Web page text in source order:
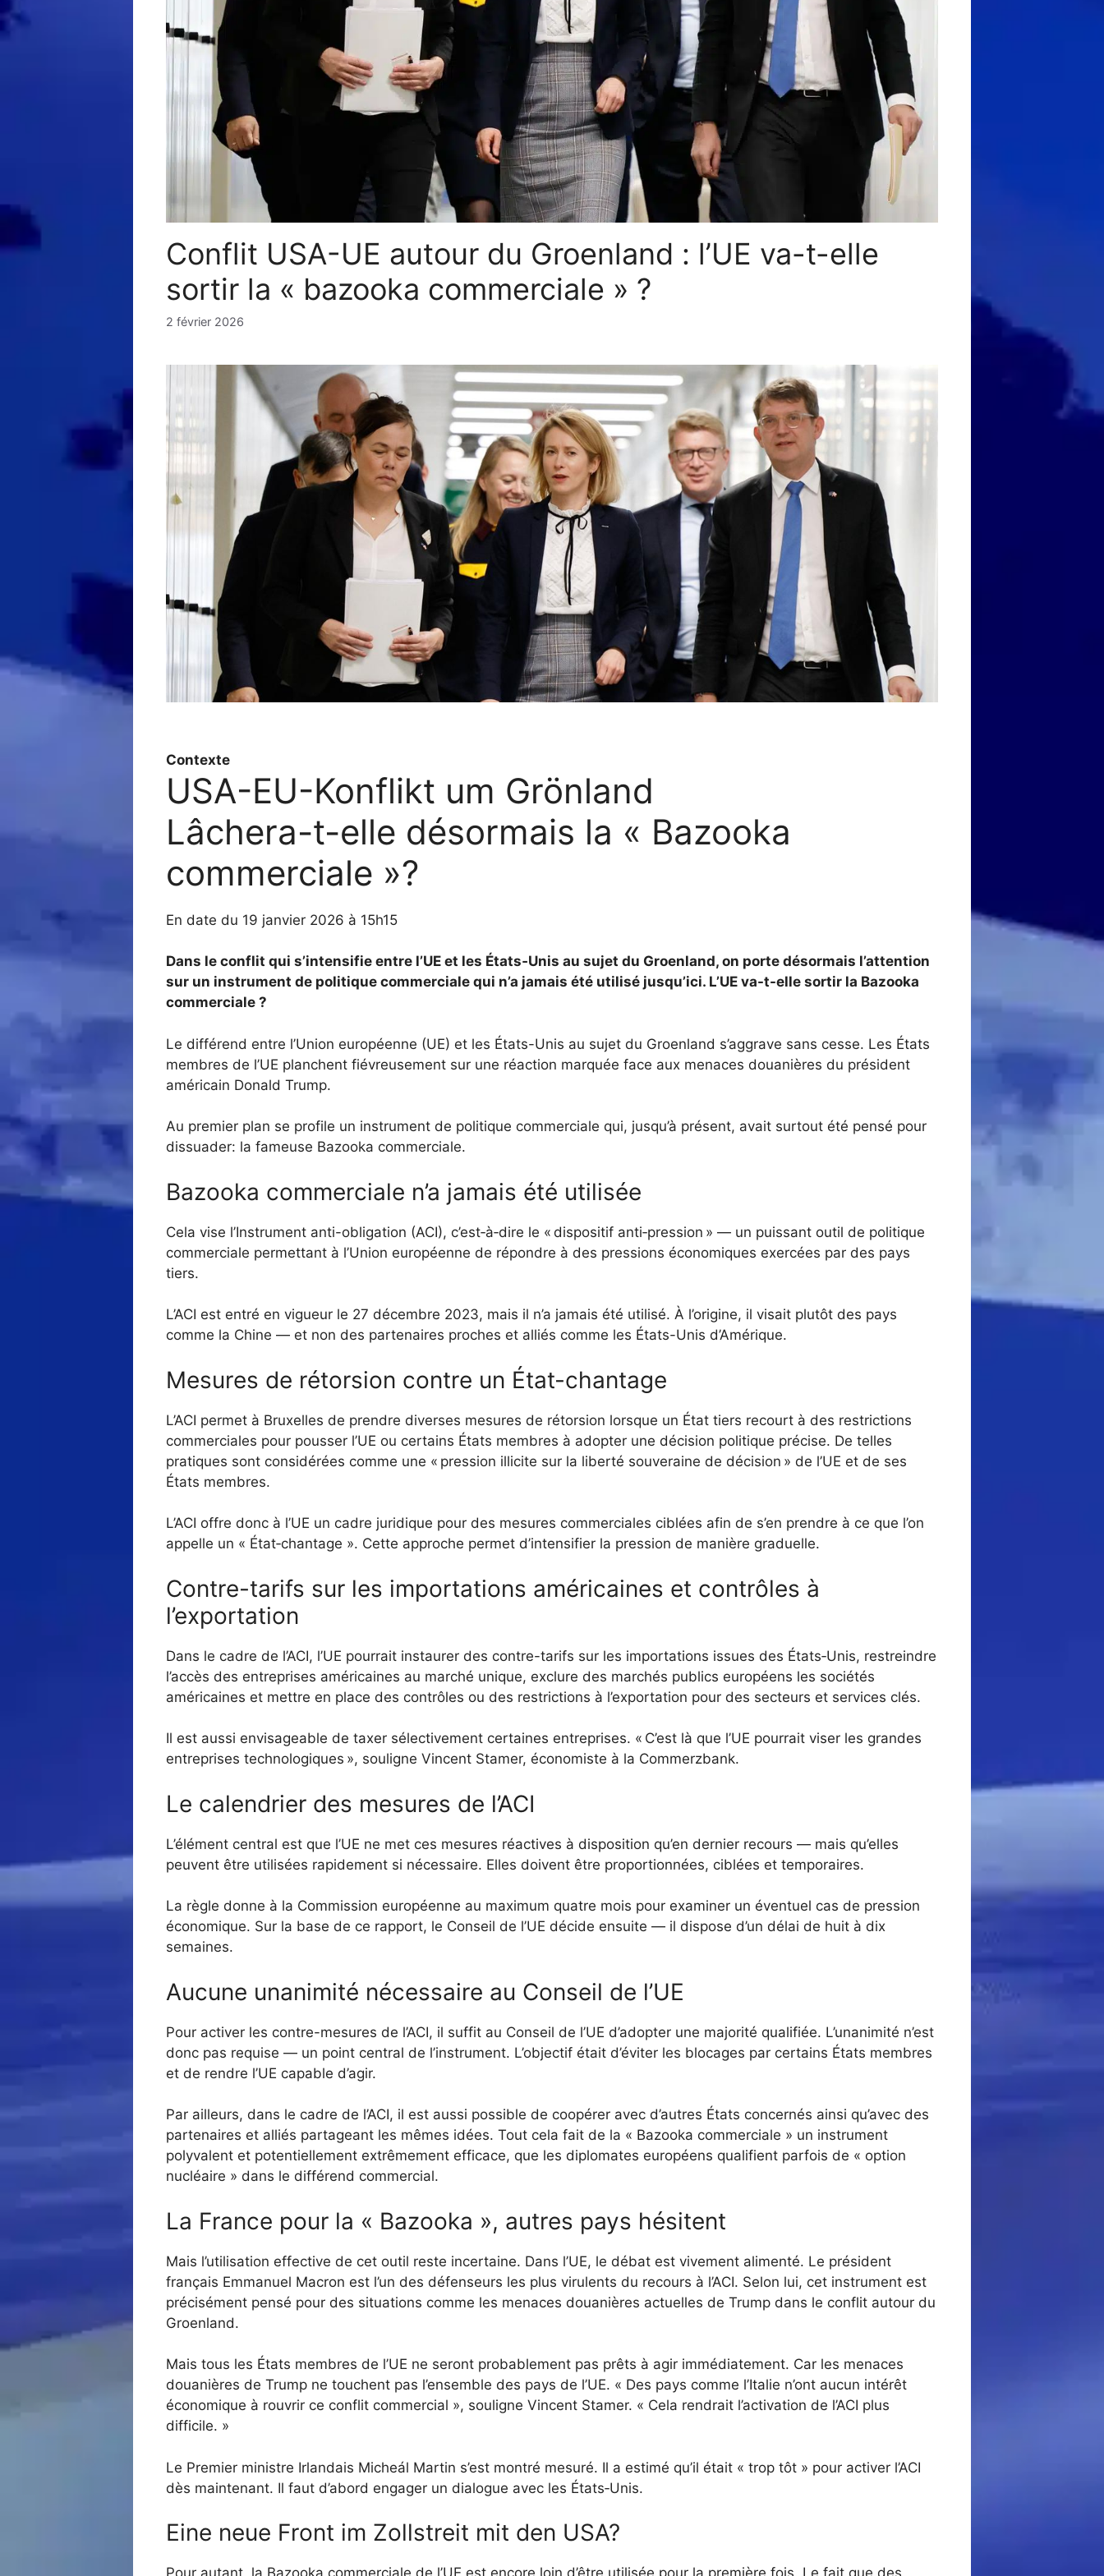
Conflit USA-UE autour du Groenland : l’UE va-t-elle
sortir la « bazooka commerciale » ?
2 février 2026
Contexte
USA-EU-Konflikt um Grönland
Lâchera-t-elle désormais la « Bazooka
commerciale »?
En date du 19 janvier 2026 à 15h15
Dans le conflit qui s’intensifie entre l’UE et les États‑Unis au sujet du Groenland, on porte désormais l’attention
sur un instrument de politique commerciale qui n’a jamais été utilisé jusqu’ici. L’UE va-t-elle sortir la Bazooka
commerciale ?
Le différend entre l’Union européenne (UE) et les États-Unis au sujet du Groenland s’aggrave sans cesse. Les États
membres de l’UE planchent fiévreusement sur une réaction marquée face aux menaces douanières du président
américain Donald Trump.
Au premier plan se profile un instrument de politique commerciale qui, jusqu’à présent, avait surtout été pensé pour
dissuader: la fameuse Bazooka commerciale.
Bazooka commerciale n’a jamais été utilisée
Cela vise l’Instrument anti-obligation (ACI), c’est‑à‑dire le « dispositif anti‑pression » — un puissant outil de politique
commerciale permettant à l’Union européenne de répondre à des pressions économiques exercées par des pays
tiers.
L’ACI est entré en vigueur le 27 décembre 2023, mais il n’a jamais été utilisé. À l’origine, il visait plutôt des pays
comme la Chine — et non des partenaires proches et alliés comme les États-Unis d’Amérique.
Mesures de rétorsion contre un État-chantage
L’ACI permet à Bruxelles de prendre diverses mesures de rétorsion lorsque un État tiers recourt à des restrictions
commerciales pour pousser l’UE ou certains États membres à adopter une décision politique précise. De telles
pratiques sont considérées comme une « pression illicite sur la liberté souveraine de décision » de l’UE et de ses
États membres.
L’ACI offre donc à l’UE un cadre juridique pour des mesures commerciales ciblées afin de s’en prendre à ce que l’on
appelle un « État‑chantage ». Cette approche permet d’intensifier la pression de manière graduelle.
Contre-tarifs sur les importations américaines et contrôles à
l’exportation
Dans le cadre de l’ACI, l’UE pourrait instaurer des contre-tarifs sur les importations issues des États‑Unis, restreindre
l’accès des entreprises américaines au marché unique, exclure des marchés publics européens les sociétés
américaines et mettre en place des contrôles ou des restrictions à l’exportation pour des secteurs et services clés.
Il est aussi envisageable de taxer sélectivement certaines entreprises. « C’est là que l’UE pourrait viser les grandes
entreprises technologiques », souligne Vincent Stamer, économiste à la Commerzbank.
Le calendrier des mesures de l’ACI
L’élément central est que l’UE ne met ces mesures réactives à disposition qu’en dernier recours — mais qu’elles
peuvent être utilisées rapidement si nécessaire. Elles doivent être proportionnées, ciblées et temporaires.
La règle donne à la Commission européenne au maximum quatre mois pour examiner un éventuel cas de pression
économique. Sur la base de ce rapport, le Conseil de l’UE décide ensuite — il dispose d’un délai de huit à dix
semaines.
Aucune unanimité nécessaire au Conseil de l’UE
Pour activer les contre-mesures de l’ACI, il suffit au Conseil de l’UE d’adopter une majorité qualifiée. L’unanimité n’est
donc pas requise — un point central de l’instrument. L’objectif était d’éviter les blocages par certains États membres
et de rendre l’UE capable d’agir.
Par ailleurs, dans le cadre de l’ACI, il est aussi possible de coopérer avec d’autres États concernés ainsi qu’avec des
partenaires et alliés partageant les mêmes idées. Tout cela fait de la « Bazooka commerciale » un instrument
polyvalent et potentiellement extrêmement efficace, que les diplomates européens qualifient parfois de « option
nucléaire » dans le différend commercial.
La France pour la « Bazooka », autres pays hésitent
Mais l’utilisation effective de cet outil reste incertaine. Dans l’UE, le débat est vivement alimenté. Le président
français Emmanuel Macron est l’un des défenseurs les plus virulents du recours à l’ACI. Selon lui, cet instrument est
précisément pensé pour des situations comme les menaces douanières actuelles de Trump dans le conflit autour du
Groenland.
Mais tous les États membres de l’UE ne seront probablement pas prêts à agir immédiatement. Car les menaces
douanières de Trump ne touchent pas l’ensemble des pays de l’UE. « Des pays comme l’Italie n’ont aucun intérêt
économique à rouvrir ce conflit commercial », souligne Vincent Stamer. « Cela rendrait l’activation de l’ACI plus
difficile. »
Le Premier ministre Irlandais Micheál Martin s’est montré mesuré. Il a estimé qu’il était « trop tôt » pour activer l’ACI
dès maintenant. Il faut d’abord engager un dialogue avec les États‑Unis.
Eine neue Front im Zollstreit mit den USA?